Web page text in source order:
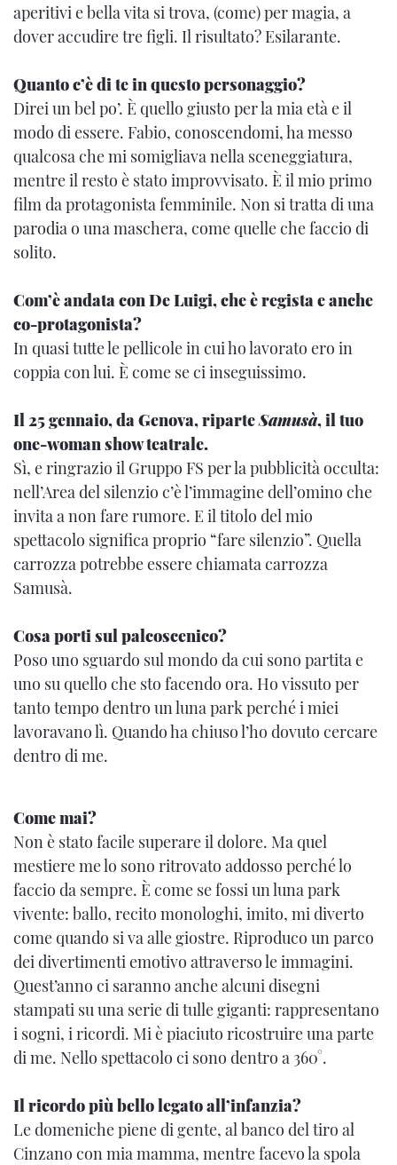
aperitivi e bella vita si trova, (come) per magia, a
dover accudire tre figli. Il risultato? Esilarante.
Quanto c’è di te in questo personaggio?
Direi un bel po’. È quello giusto per la mia età e il
modo di essere. Fabio, conoscendomi, ha messo
qualcosa che mi somigliava nella sceneggiatura,
mentre il resto è stato improvvisato. È il mio primo
film da protagonista femminile. Non si tratta di una
parodia o una maschera, come quelle che faccio di
solito.
Com’è andata con De Luigi, che è regista e anche
co-protagonista?
In quasi tutte le pellicole in cui ho lavorato ero in
coppia con lui. È come se ci inseguissimo.
Il 25 gennaio, da Genova, riparteSamusà, il tuo
one-woman show teatrale.
Sì, e ringrazio il Gruppo FS per la pubblicità occulta:
nell’Area del silenzio c’è l’immagine dell’omino che
invita a non fare rumore. E il titolo del mio
spettacolo significa proprio “fare silenzio”. Quella
carrozza potrebbe essere chiamata carrozza
Samusà.
Cosa porti sul palcoscenico?
Poso uno sguardo sul mondo da cui sono partita e
uno su quello che sto facendo ora. Ho vissuto per
tanto tempo dentro un luna park perché i miei
lavoravano lì. Quando ha chiuso l’ho dovuto cercare
dentro di me.
Come mai?
Non è stato facile superare il dolore. Ma quel
mestiere me lo sono ritrovato addosso perché lo
faccio da sempre. È come se fossi un luna park
vivente: ballo, recito monologhi, imito, mi diverto
come quando si va alle giostre. Riproduco un parco
dei divertimenti emotivo attraverso le immagini.
Quest’anno ci saranno anche alcuni disegni
stampati su una serie di tulle giganti: rappresentano
i sogni, i ricordi. Mi è piaciuto ricostruire una parte
di me. Nello spettacolo ci sono dentro a 360°.
Il ricordo più bello legato all’infanzia?
Le domeniche piene di gente, al banco del tiro al
Cinzano con mia mamma, mentre facevo la spola